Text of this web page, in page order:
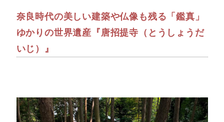
奈良時代の美しい建築や仏像も残る「鑑真」
ゆかりの世界遺産『唐招提寺（とうしょうだ
いじ）』